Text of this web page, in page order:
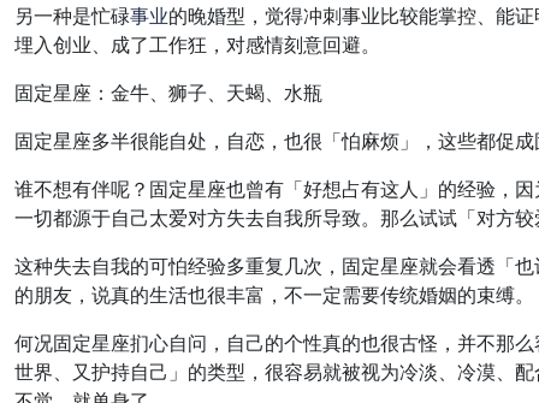
另一种是忙碌事业的晚婚型，觉得冲刺事业比较能掌控、能
埋入创业、成了工作狂，对感情刻意回避。
固定星座：金牛、狮子、天蝎、水瓶
固定星座多半很能自处，自恋，也很「怕麻烦」，这些都促
谁不想有伴呢？固定星座也曾有「好想占有这人」的经验，
一切都源于自己太爱对方失去自我所导致。那么试试「对方
这种失去自我的可怕经验多重复几次，固定星座就会看透「
的朋友，说真的生活也很丰富，不一定需要传统婚姻的束缚。
何况固定星座扪心自问，自己的个性真的也很古怪，并不那
世界、又护持自己」的类型，很容易就被视为冷淡、冷漠、